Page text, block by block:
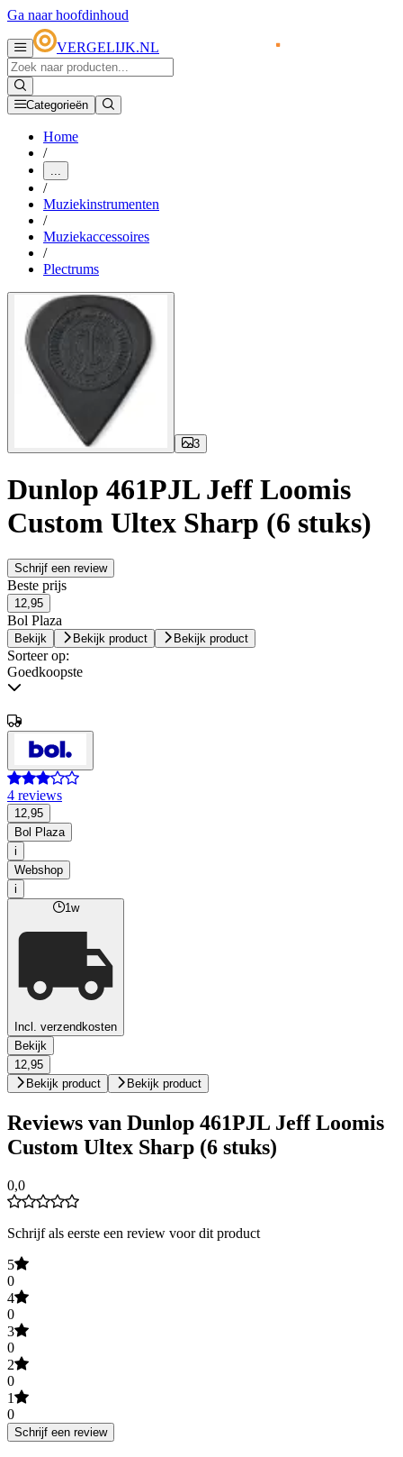
Ga naar hoofdinhoud
VERGELIJK.NL
Categorieën
Home
/
...
/
Muziekinstrumenten
/
Muziekaccessoires
/
Plectrums
3
Dunlop 461PJL Jeff Loomis
Custom Ultex Sharp (6 stuks)
Schrijf een review
Beste prijs
12,95
Bol Plaza
Bekijk Bekijk product Bekijk product
Sorteer op:
Goedkoopste
4 reviews
12,95
Bol Plaza
i
Webshop
i
1w
Incl. verzendkosten
Bekijk
12,95
Bekijk product
Bekijk product
Reviews van Dunlop 461PJL Jeff Loomis
Custom Ultex Sharp (6 stuks)
0,0
Schrijf als eerste een review voor dit product
5
0
4
0
3
0
2
0
1
0
Schrijf een review